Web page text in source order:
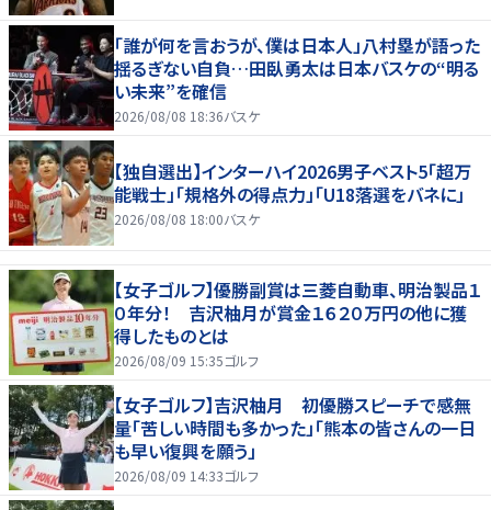
「誰が何を言おうが、僕は日本人」八村塁が語った
揺るぎない自負…田臥勇太は日本バスケの“明る
い未来”を確信
2026/08/08 18:36バスケ
【独自選出】インターハイ2026男子ベスト5「超万
能戦士」「規格外の得点力」「U18落選をバネに」
2026/08/08 18:00バスケ
【女子ゴルフ】優勝副賞は三菱自動車、明治製品１
０年分！ 吉沢柚月が賞金１６２０万円の他に獲
得したものとは
2026/08/09 15:35ゴルフ
【女子ゴルフ】吉沢柚月 初優勝スピーチで感無
量「苦しい時間も多かった」「熊本の皆さんの一日
も早い復興を願う」
2026/08/09 14:33ゴルフ